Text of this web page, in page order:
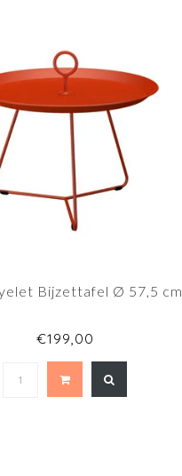
Bijzettafel Ø 57,5 cm
€199,00